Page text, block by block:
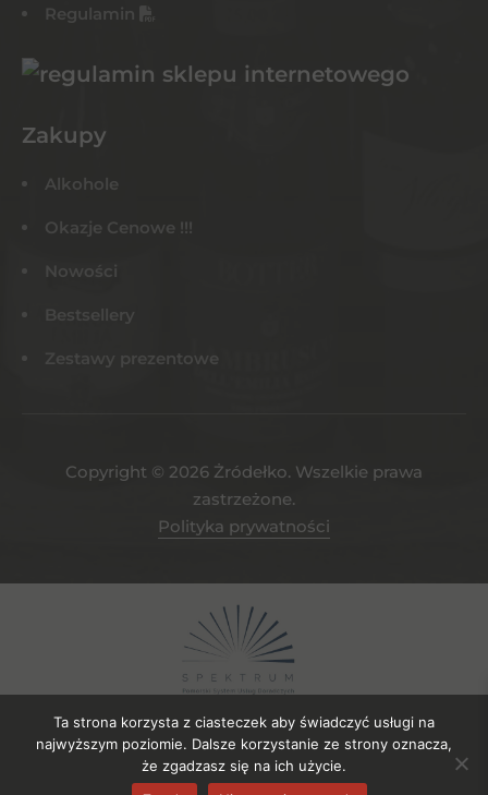
Regulamin
Zakupy
Alkohole
Okazje Cenowe !!!
Nowości
Bestsellery
Zestawy prezentowe
Copyright © 2026 Żródełko. Wszelkie prawa
zastrzeżone.
Polityka prywatności
Projekt współfinansowany ze środków EFRR. Numer umowy o
Ta strona korzysta z ciasteczek aby świadczyć usługi na
najwyższym poziomie. Dalsze korzystanie ze strony oznacza,
że zgadzasz się na ich użycie.